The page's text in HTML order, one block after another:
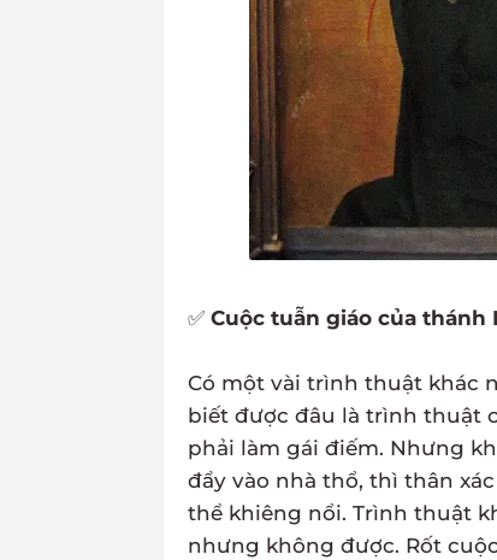
✅ Cuộc tuẫn giáo của thánh
Có một vài trình thuật khác
biết được đâu là trình thuật
phải làm gái điếm. Nhưng
đẩy vào nhà thổ, thì thân
thể khiêng nổi. Trình thuật
nhưng không được. Rốt